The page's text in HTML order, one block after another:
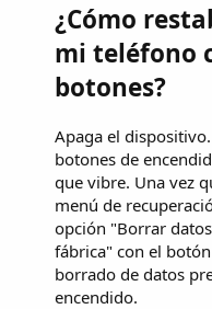
¿Cómo
mi teléfono
botones?
Apaga el
botones de
que vibre. Una vez
menú de
opción "Borrar
fábrica" ​​con el
borrado de datos
encendido.